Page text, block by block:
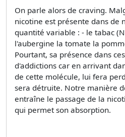
On parle alors de craving.
nicotine est présente dans de
quantité variable : - le tabac
l'aubergine la tomate la
Pourtant, sa présence dans
d'addictions car en arrivant
de cette molécule, lui fera
sera détruite. Notre manière
entraîne le passage de la
qui permet son absorption.